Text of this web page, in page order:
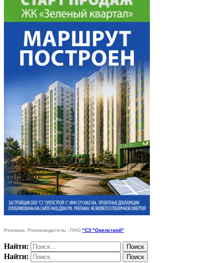
Реклама. Рекламодатель - ПАО "СЗ "Орелстрой"
Найти:
Найти: